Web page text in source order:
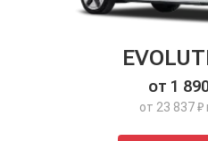
от 1
от 23 837